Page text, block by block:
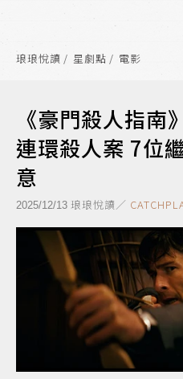
琅琅悅讀 星劇點 電影
《豪門殺人指南
連環殺人案 7位
意
2025/12/13 琅琅悅讀／